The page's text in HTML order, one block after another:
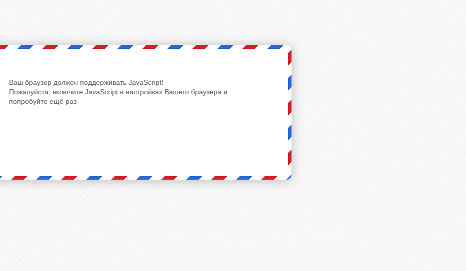
Ваш браузер должен поддерживать JavaScript!
Пожалуйста, включите JavaScript в настройках Вашего браузера и
попробуйте ещё раз